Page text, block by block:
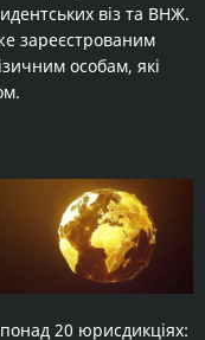
віз та ВНЖ.
зареєстрованим
особам, які
20 юрисдикціях: